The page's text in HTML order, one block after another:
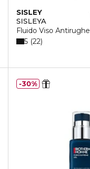
SISLEY
SISLEYA
Fluido Viso Antirughe
5 22
30%